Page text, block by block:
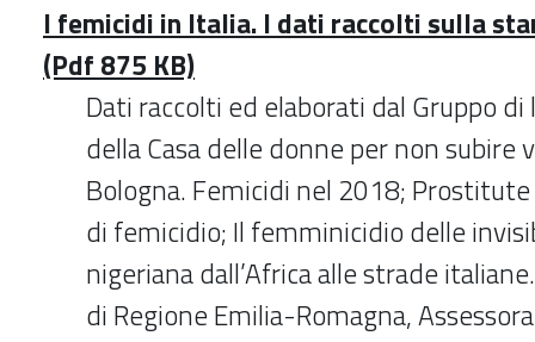
I femicidi in Italia. I dati raccolti sulla
(Pdf 875 KB)
Dati raccolti ed elaborati dal Gruppo
della Casa delle donne per non subire
Bologna. Femicidi nel 2018;
di femicidio; Il femminicidio delle
nigeriana dall’Africa alle strade
di Regione Emilia-Romagna,